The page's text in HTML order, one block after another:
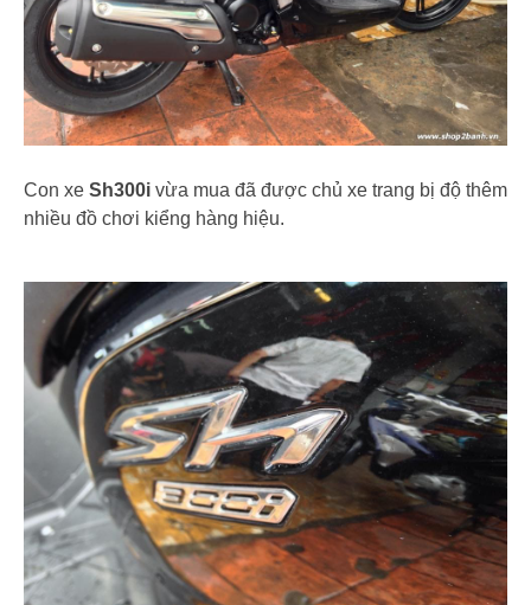
Con xe Sh300i vừa mua đã được chủ xe trang bị độ thêm
nhiều đồ chơi kiểng hàng hiệu.